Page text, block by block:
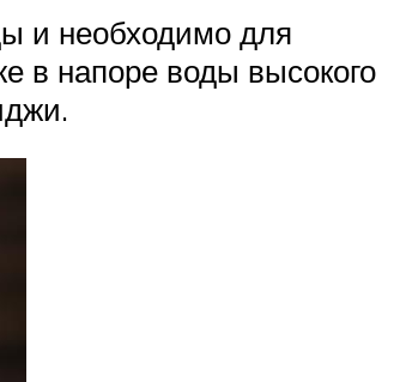
и необходимо для
в напоре воды высокого